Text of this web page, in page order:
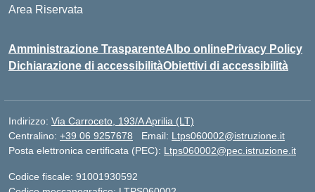
Area Riservata
Amministrazione TrasparenteAlbo onlinePrivacy Policy
Dichiarazione di accessibilitàObiettivi di accessibilità
Indirizzo: Via Carroceto, 193/A Aprilia (LT)
Centralino: +39 06 9257678 Email: Ltps060002@istruzione.it
Posta elettronica certificata (PEC): Ltps060002@pec.istruzione.it
Codice fiscale: 91001930592